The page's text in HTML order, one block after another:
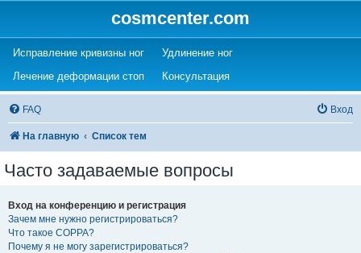
cosmcenter.com
Исправление кривизны ног(Opens a new tab)
Удлинение ног(Opens a new tab)
Лечение деформации стоп(Opens a new tab)
Консультация(Opens a new tab)
FAQ Вход
На главную Список тем
Часто задаваемые вопросы
Вход на конференцию и регистрация
Зачем мне нужно регистрироваться?
Что такое COPPA?
Почему я не могу зарегистрироваться?